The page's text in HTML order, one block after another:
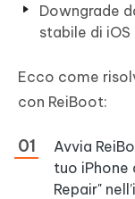
Downgrade
stabile di iOS
Ecco come
con ReiBoot:
Avvia
tuo
Repair"